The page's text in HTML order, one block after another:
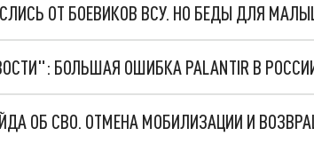
ОТ БОЕВИКОВ ВСУ. НО БЕДЫ ДЛЯ